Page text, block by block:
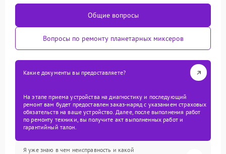
Общие вопросы
Вопросы по ремонту планетарных миксеров
Какие документы вы предоставляете?
На этапе приема устройства на диагностику и последующий
ремонт вам будет предоставлен заказ-наряд с указанием страховых
обязательств на ваше устройство. Далее, после выполнения работ
по ремонту техники, вы получите акт выполненных работ и
гарантийный талон.
Я уже знаю в чем неисправность и какой